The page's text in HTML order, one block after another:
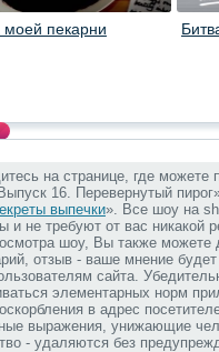
пекарни
на странице, где можете
16. Перевернутый
выпечки». Все шоу на
и не требуют от вас никакой
шоу, Вы также можете
отзыв - ваше мнение будет
сайта.
элементарных норм
в адрес
выражения, унижающие
- удаляются без